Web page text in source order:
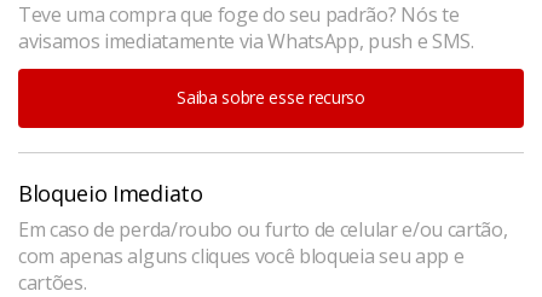
Teve uma compra que foge do seu padrão? Nós te
avisamos imediatamente via WhatsApp, push e SMS.
Saiba sobre esse recurso
Bloqueio Imediato
Em caso de perda/roubo ou furto de celular e/ou cartão,
com apenas alguns cliques você bloqueia seu app e
cartões.